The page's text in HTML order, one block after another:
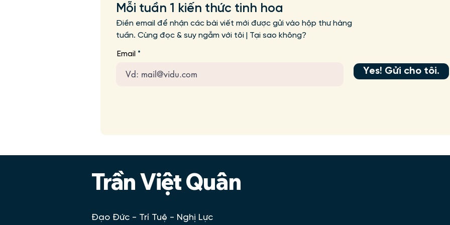
Mỗi tuần 1 kiến thức tinh hoa
Điền email để nhận các bài viết mới được gửi vào hộp thư hàng
tuần. Cùng đọc & suy ngẫm với tôi | Tại sao không?
Email
Yes! Gửi cho tôi.
Trần Việt Quân
Đạo Đức - Trí Tuệ - Nghị Lực